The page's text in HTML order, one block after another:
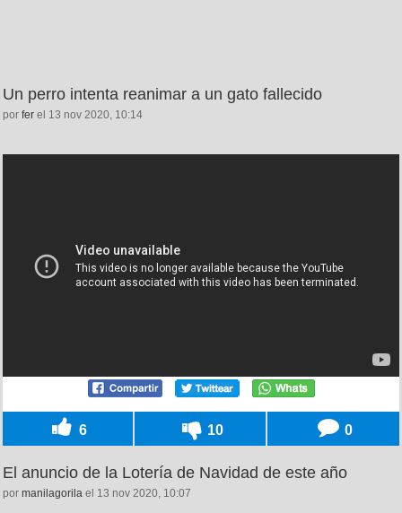
Un perro intenta reanimar a un gato fallecido
por fer el 13 nov 2020, 10:14
6 10 0
El anuncio de la Lotería de Navidad de este año
por manilagorila el 13 nov 2020, 10:07